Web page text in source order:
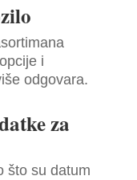
i
odgovara.
za
što su datum